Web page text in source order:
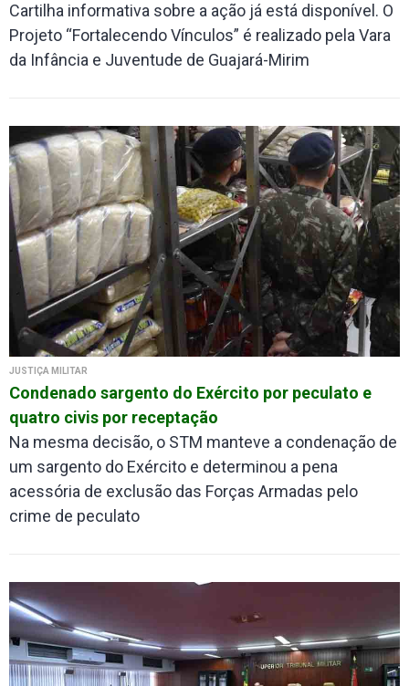
Cartilha informativa sobre a ação já está disponível. O
Projeto “Fortalecendo Vínculos” é realizado pela Vara
da Infância e Juventude de Guajará-Mirim
JUSTIÇA MILITAR
Condenado sargento do Exército por peculato e
quatro civis por receptação
Na mesma decisão, o STM manteve a condenação de
um sargento do Exército e determinou a pena
acessória de exclusão das Forças Armadas pelo
crime de peculato